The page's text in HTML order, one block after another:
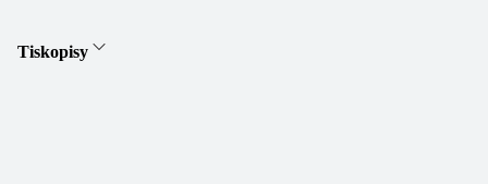
Tiskopisy